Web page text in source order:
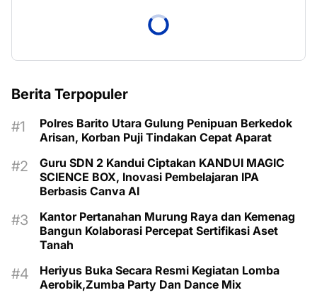
Berita Terpopuler
Polres Barito Utara Gulung Penipuan Berkedok
Arisan, Korban Puji Tindakan Cepat Aparat
Guru SDN 2 Kandui Ciptakan KANDUI MAGIC
SCIENCE BOX, Inovasi Pembelajaran IPA
Berbasis Canva AI
Kantor Pertanahan Murung Raya dan Kemenag
Bangun Kolaborasi Percepat Sertifikasi Aset
Tanah
Heriyus Buka Secara Resmi Kegiatan Lomba
Aerobik,Zumba Party Dan Dance Mix